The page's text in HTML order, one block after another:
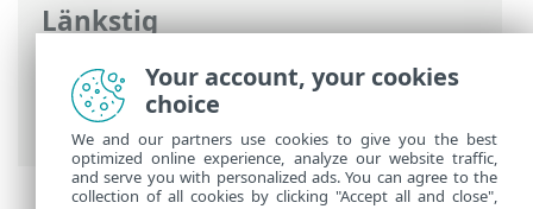
Länkstig
ESET onlinehjälp>ESET Smart Security
Premium
>Avancerade inställningar
Användargränssnitt
> Spelläge
Your account, your cookies
choice
We and our partners use cookies to give you the best
optimized online experience, analyze our website traffic,
and serve you with personalized ads. You can agree to the
collection of all cookies by clicking "Accept all and close",